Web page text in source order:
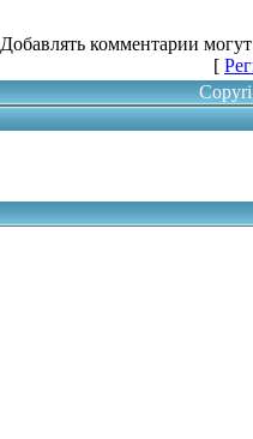
Добавлять комментарии
[